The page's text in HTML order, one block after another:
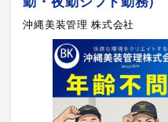
沖縄美装管理 株式会社